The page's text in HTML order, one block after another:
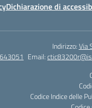
Dichiarazione di
Indirizzo:Via
Email:
Codice Indice delle